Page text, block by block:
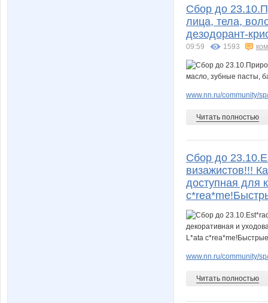
Сбор до
лица, тела,
дезодорант-
09:59 1593
www.nn.ru/community/
Читать полностью
Сбор до
визажистов!!!
доступная для
www.nn.ru/community/
Читать полностью